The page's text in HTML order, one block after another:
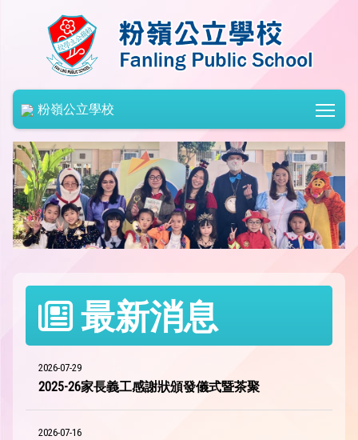
粉嶺公立學校
最新消息
2026-07-29
2025-26家長義工感謝狀頒發儀式暨茶聚
2026-07-16